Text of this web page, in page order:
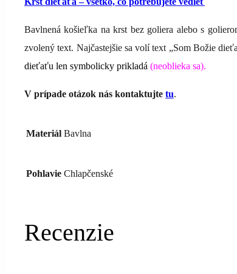
Bavlnená košieľka na krst bez goliera alebo s
zvolený text. Najčastejšie sa volí text „Som Božie
dieťaťu len symbolicky prikladá (neoblieka sa).
V prípade otázok nás kontaktujte tu.
Materiál Bavlna
Pohlavie Chlapčenské
Recenzie